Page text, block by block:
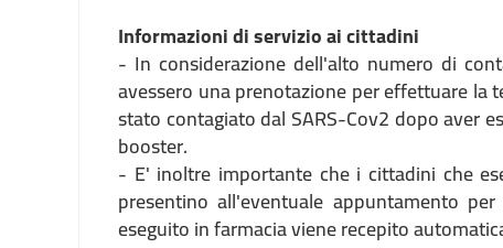
Informazioni di servizio ai cittadini
- In considerazione dell'alto numero di
avessero una prenotazione per effettuare la
stato contagiato dal SARS-Cov2 dopo aver
booster.
- E' inoltre importante che i cittadini che
presentino all'eventuale appuntamento
eseguito in farmacia viene recepito